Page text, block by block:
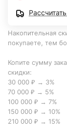
Накопительная
покупаете, тем
Копите сумму
скидки:
30 000 ₽ → 3%
70 000 ₽ → 5%
100 000 ₽ → 7%
150 000 ₽ → 10%
210 000 ₽ → 15%